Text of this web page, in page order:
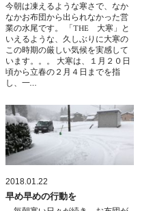
今朝は凍えるような寒さで、なか
なかお布団から出られなかった営
業の水尾です。 「THE 大寒」と
いえるような、久しぶりに大寒の
この時期の厳しい気候を実感して
います。。。 大寒は、１月２０日
頃から立春の２月４日までを指
し、一…
2018.01.22
早め早めの行動を